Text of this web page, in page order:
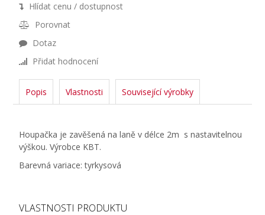
Hlídat cenu / dostupnost
Porovnat
Dotaz
Přidat hodnocení
Popis Vlastnosti Související výrobky
Houpačka je zavěšená na laně v délce 2m s nastavitelnou
výškou. Výrobce KBT.
Barevná variace: tyrkysová
VLASTNOSTI PRODUKTU